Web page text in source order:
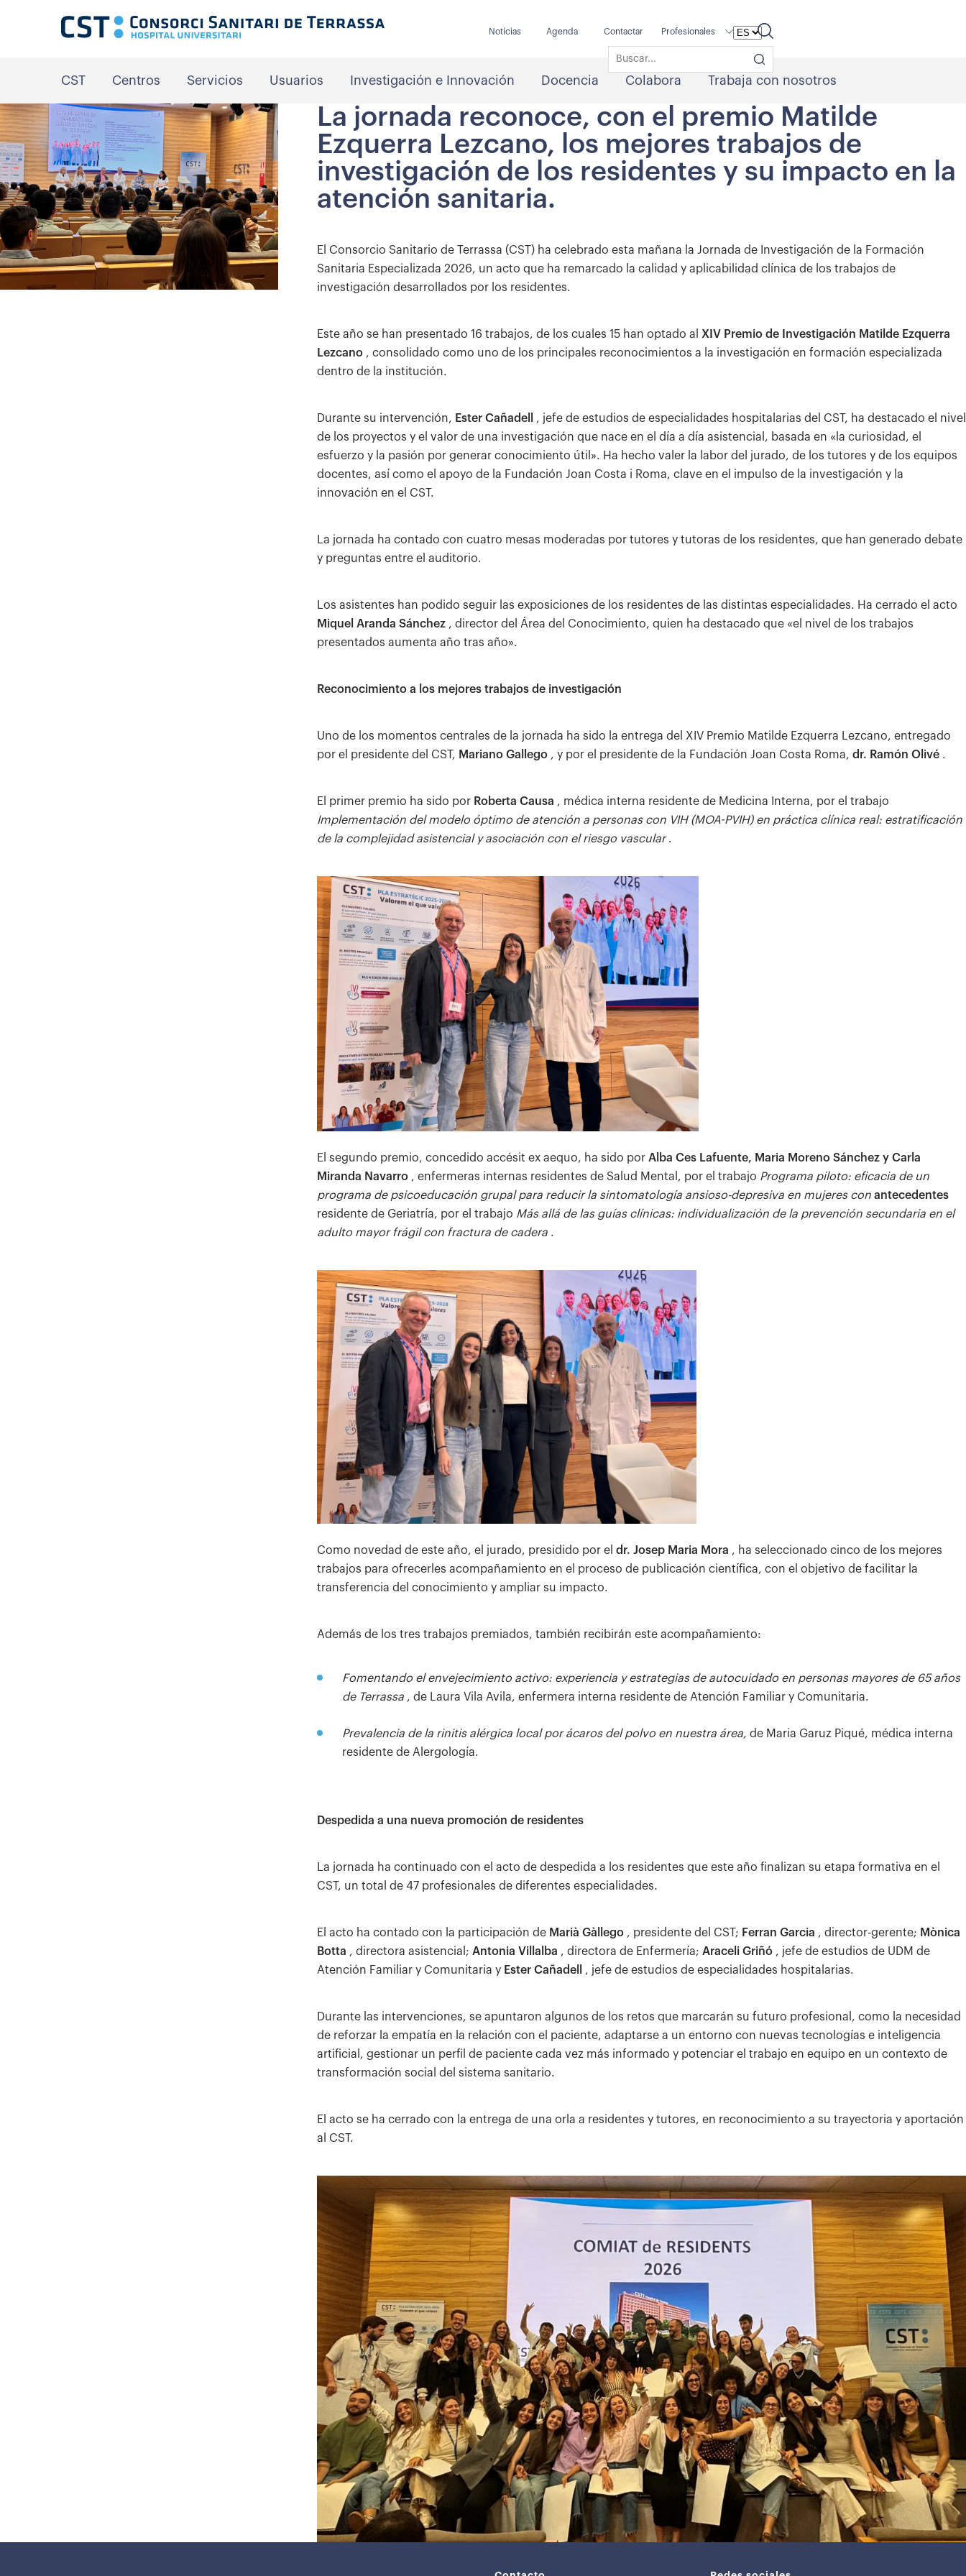
Notícias Agenda Contactar Profesionales
CST Centros Servicios Usuarios Investigación e Innovación Docencia Colabora Trabaja con nosotros
La jornada reconoce, con el premio Matilde
Ezquerra Lezcano, los mejores trabajos de
investigación de los residentes y su impacto en la
atención sanitaria.
El Consorcio Sanitario de Terrassa (CST) ha celebrado esta mañana la Jornada de Investigación de la Formación
Sanitaria Especializada 2026, un acto que ha remarcado la calidad y aplicabilidad clínica de los trabajos de
investigación desarrollados por los residentes.
Este año se han presentado 16 trabajos, de los cuales 15 han optado al XIV Premio de Investigación Matilde Ezquerra
Lezcano, consolidado como uno de los principales reconocimientos a la investigación en formación especializada
dentro de la institución.
Durante su intervención, Ester Cañadell
, jefe de estudios de especialidades hospitalarias del CST, ha destacado el nivel
de los proyectos y el valor de una investigación que nace en el día a día asistencial, basada en «la curiosidad, el
esfuerzo y la pasión por generar conocimiento útil». Ha hecho valer la labor del jurado, de los tutores y de los equipos
docentes, así como el apoyo de la Fundación Joan Costa i Roma, clave en el impulso de la investigación y la
innovación en el CST.
La jornada ha contado con cuatro mesas moderadas por tutores y tutoras de los residentes, que han generado debate
y preguntas entre el auditorio.
Los asistentes han podido seguir las exposiciones de los residentes de las distintas especialidades. Ha cerrado el acto
Miquel Aranda Sánchez, director del Área del Conocimiento, quien ha destacado que «el nivel de los trabajos
presentados aumenta año tras año».
Reconocimiento a los mejores trabajos de investigación
Uno de los momentos centrales de la jornada ha sido la entrega del XIV Premio Matilde Ezquerra Lezcano, entregado
por el presidente del CST, Mariano Gallego, y por el presidente de la Fundación Joan Costa Roma, dr. Ramón Olivé.
El primer premio ha sido por Roberta Causa , médica interna residente de Medicina Interna, por el trabajo
Implementación del modelo óptimo de atención a personas con VIH (MOA-PVIH) en práctica clínica real: estratificación
de la complejidad asistencial y asociación con el riesgo vascular.
El segundo premio, concedido accésit ex aequo, ha sido por Alba Ces Lafuente, Maria Moreno Sánchez y Carla
Miranda Navarro, enfermeras internas residentes de Salud Mental, por el trabajo Programa piloto: eficacia de un
programa de psicoeducación grupal para reducir la sintomatología ansioso-depresiva en mujeres con antecedentes
residente de Geriatría, por el trabajo Más allá de las guías clínicas: individualización de la prevención secundaria en el
adulto mayor frágil con fractura de cadera.
Como novedad de este año, el jurado, presidido por el dr. Josep Maria Mora , ha seleccionado cinco de los mejores
trabajos para ofrecerles acompañamiento en el proceso de publicación científica, con el objetivo de facilitar la
transferencia del conocimiento y ampliar su impacto.
Además de los tres trabajos premiados, también recibirán este acompañamiento:
Fomentando el envejecimiento activo: experiencia y estrategias de autocuidado en personas mayores de 65 años
de Terrassa, de Laura Vila Avila, enfermera interna residente de Atención Familiar y Comunitaria.
Prevalencia de la rinitis alérgica local por ácaros del polvo en nuestra área, de Maria Garuz Piqué, médica interna
residente de Alergología.
Despedida a una nueva promoción de residentes
La jornada ha continuado con el acto de despedida a los residentes que este año finalizan su etapa formativa en el
CST, un total de 47 profesionales de diferentes especialidades.
El acto ha contado con la participación de Marià Gàllego, presidente del CST; Ferran Garcia , director-gerente; Mònica
Botta , directora asistencial; Antonia Villalba , directora de Enfermería; Araceli Griñó, jefe de estudios de UDM de
Atención Familiar y Comunitaria y Ester Cañadell , jefe de estudios de especialidades hospitalarias.
Durante las intervenciones, se apuntaron algunos de los retos que marcarán su futuro profesional, como la necesidad
de reforzar la empatía en la relación con el paciente, adaptarse a un entorno con nuevas tecnologías e inteligencia
artificial, gestionar un perfil de paciente cada vez más informado y potenciar el trabajo en equipo en un contexto de
transformación social del sistema sanitario.
El acto se ha cerrado con la entrega de una orla a residentes y tutores, en reconocimiento a su trayectoria y aportación
al CST.